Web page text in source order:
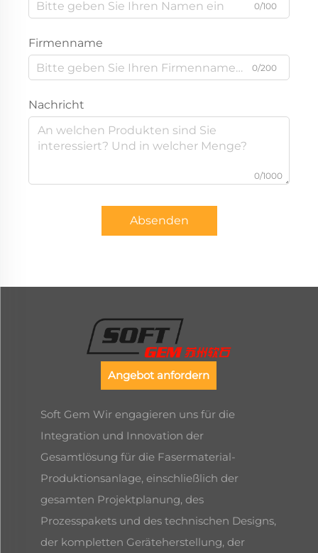
0/100
Firmenname
0/200
Nachricht
0/1000
Absenden
Angebot anfordern
Soft Gem Wir engagieren uns für die
Integration und Innovation der
Gesamtlösung für die Fasermaterial-
Produktionsanlage, einschließlich der
gesamten Projektplanung, des
Prozesspakets und des technischen Designs,
der kompletten Geräteherstellung, der